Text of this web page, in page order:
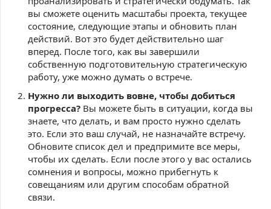
вы сможете оценить масштабы проекта, текущее
состояние, следующие этапы и обновить план
действий. Вот это будет действительно шаг
вперед. После того, как вы завершили
собственную подготовительную стратегическую
работу, уже можно думать о встрече.
Нужно ли выходить вовне, чтобы добиться
прогресса? Вы можете быть в ситуации, когда вы
знаете, что делать, и вам просто нужно сделать
это. Если это ваш случай, не назначайте встречу.
Обновите список дел и предпримите все меры,
чтобы их сделать. Если после этого у вас остались
сомнения и вопросы, можно прибегнуть к
совещаниям или другим способам обратной
связи.